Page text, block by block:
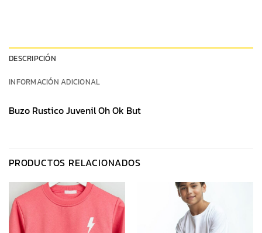
DESCRIPCIÓN
INFORMACIÓN ADICIONAL
Buzo Rustico Juvenil Oh Ok But
PRODUCTOS RELACIONADOS